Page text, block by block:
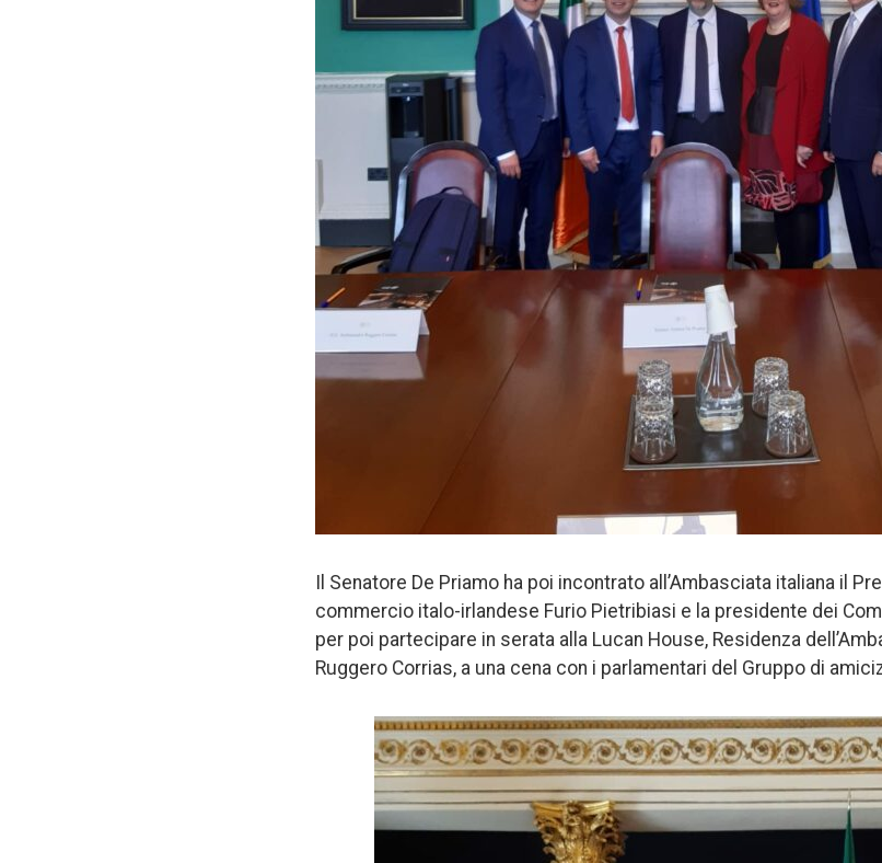
Il Senatore De Priamo ha poi incontrato all’Ambasciata italiana il
commercio italo-irlandese Furio Pietribiasi e la presidente dei
per poi partecipare in serata alla Lucan House, Residenza
Ruggero Corrias, a una cena con i parlamentari del Gruppo di